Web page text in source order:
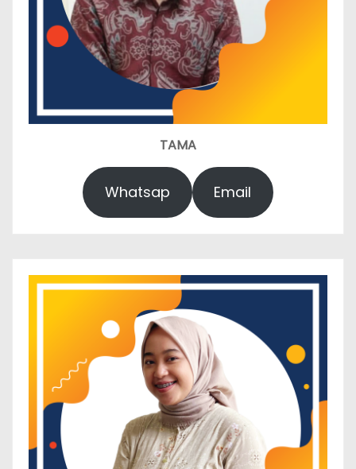
TAMA
Whatsap Email